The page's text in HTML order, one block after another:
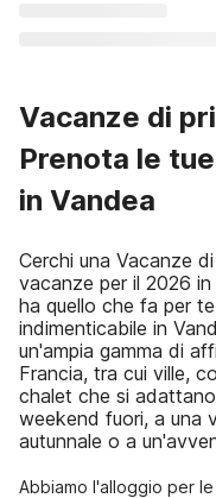
Vacanze di
Prenota le
in Vandea
Cerchi una Vacanze
vacanze per il 2026 in
ha quello che fa per
indimenticabile in
un'ampia gamma di
Francia, tra cui ville,
chalet che si
weekend fuori, a una
autunnale o a
Abbiamo l'alloggio per